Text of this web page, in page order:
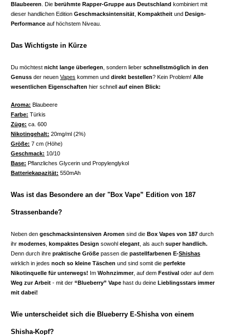
Blaubeeren . Die berühmte Rapper-Gruppe aus Deutschland kombiniert mit
dieser handlichen Edition Geschmacksintensität Kompaktheit und Design-
Performance auf höchstem Niveau.
Das Wichtigste in Kürze
Du möchtest nicht lange überlegen , sondern lieber schnellstmöglich in den
Genuss der neuen Vapes kommen und direkt bestellen? Kein Problem! Alle
wesentlichen Eigenschaften hier schnell auf einen Blick:
Aroma: Blaubeere
Farbe: Türkis
Züge: ca. 600
Nikotingehalt: 20mg/ml (2%)
Größe: 7 cm (Höhe)
Geschmack: 10/10
Base: Pflanzliches Glycerin und Propylenglykol
Batteriekapazität: 550mAh
Was ist das Besondere an der "Box Vape” Edition von 187
Strassenbande?
Neben den geschmacksintensiven Aromen sind die Box Vapes von 187 durch
ihr modernes kompaktes Design sowohl elegant , als auch super handlich.
Denn durch ihre praktische Größe passen die pastellfarbenen E-Shishas
wirklich in jedes noch so kleine Täschen und sind somit die perfekte
Nikotinquelle für unterwegs! Im Wohnzimmer, auf dem Festival oder auf dem
Weg zur Arbeit - mit der “Blueberry” Vape hast du deine Lieblingsstars immer
mit dabei!
Wie unterscheidet sich die Blueberry E-Shisha von einem
Shisha-Kopf?